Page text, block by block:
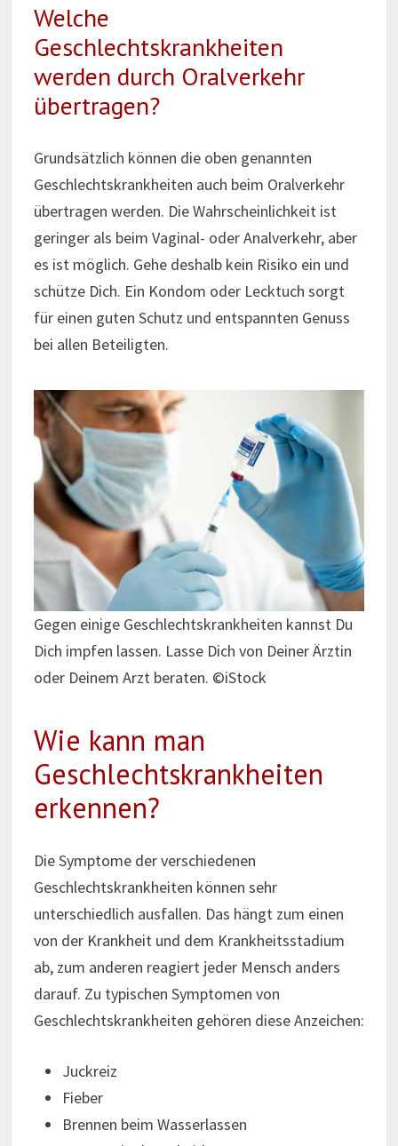
Welche
Geschlechtskrankheiten
werden durch Oralverkehr
übertragen?
Grundsätzlich können die oben genannten
Geschlechtskrankheiten auch beim Oralverkehr
übertragen werden. Die Wahrscheinlichkeit ist
geringer als beim Vaginal- oder Analverkehr, aber
es ist möglich. Gehe deshalb kein Risiko ein und
schütze Dich. Ein Kondom oder Lecktuch sorgt
für einen guten Schutz und entspannten Genuss
bei allen Beteiligten.
Gegen einige Geschlechtskrankheiten kannst Du
Dich impfen lassen. Lasse Dich von Deiner Ärztin
oder Deinem Arzt beraten. ©iStock
Wie kann man
Geschlechtskrankheiten
erkennen?
Die Symptome der verschiedenen
Geschlechtskrankheiten können sehr
unterschiedlich ausfallen. Das hängt zum einen
von der Krankheit und dem Krankheitsstadium
ab, zum anderen reagiert jeder Mensch anders
darauf. Zu typischen Symptomen von
Geschlechtskrankheiten gehören diese Anzeichen:
Juckreiz
Fieber
Brennen beim Wasserlassen